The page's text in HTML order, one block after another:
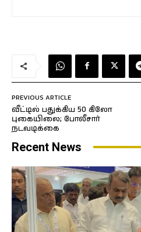
PREVIOUS ARTICLE
வீட்டில் பதுக்கிய 50 கிலோ
புகையிலை; போலீசார்
நடவடிக்கை
Recent News